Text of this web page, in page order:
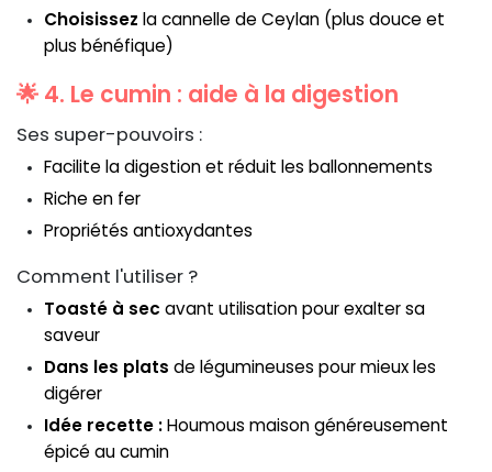
Choisissez la cannelle de Ceylan (plus douce et
plus bénéfique)
🌟 4. Le cumin : aide à la digestion
Ses super-pouvoirs :
Facilite la digestion et réduit les ballonnements
Riche en fer
Propriétés antioxydantes
Comment l'utiliser ?
Toasté à sec avant utilisation pour exalter sa
saveur
Dans les plats de légumineuses pour mieux les
digérer
Idée recette :Houmous maison généreusement
épicé au cumin